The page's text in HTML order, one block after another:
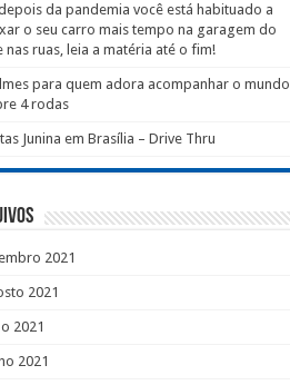
da pandemia você está habituado a
o seu carro mais tempo na garagem do
nas ruas, leia a matéria até o fim!
para quem adora acompanhar o mundo
4 rodas
Junina em Brasília – Drive Thru
2021
2021
2021
2021